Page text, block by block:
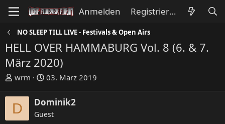
Anmelden Registrieren
NO SLEEP TILL LIVE - Festivals & Open Airs
HELL OVER HAMMABURG Vol. 8 (6. & 7.
März 2020)
E
s
e
wrm
E
s
t
e
03. März 2019
D Dominik2
Guest